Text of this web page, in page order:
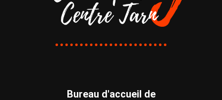
Bureau d'accueil de